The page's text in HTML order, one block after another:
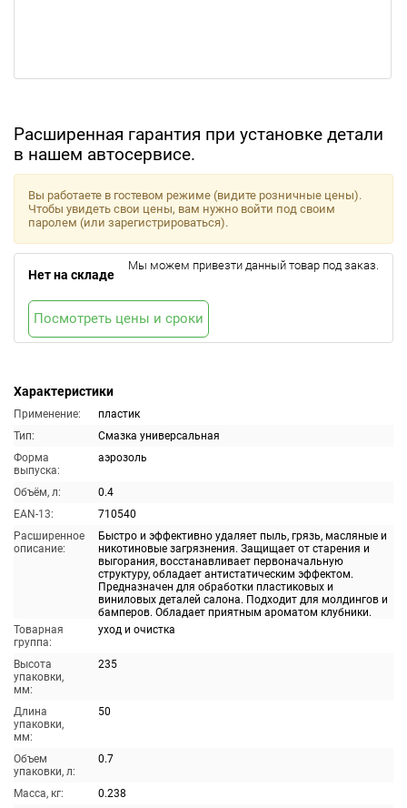
Расширенная гарантия при установке детали
в нашем автосервисе.
Характеристики
Применение:
пластик
Тип:
Смазка универсальная
Форма
выпуска:
аэрозоль
Объём, л:
0.4
EAN-13:
710540
Расширенное
описание:
Быстро и эффективно удаляет пыль, грязь, масляные и
никотиновые загрязнения. Защищает от старения и
выгорания, восстанавливает первоначальную
структуру, обладает антистатическим эффектом.
Предназначен для обработки пластиковых и
виниловых деталей салона. Подходит для молдингов и
бамперов. Обладает приятным ароматом клубники.
Товарная
группа:
уход и очистка
Высота
упаковки,
мм:
235
Длина
упаковки,
мм:
50
Объем
упаковки, л:
0.7
Масса, кг:
0.238
Вы работаете в гостевом режиме (видите розничные цены).
Чтобы увидеть свои цены, вам нужно войти под своим
паролем (или зарегистрироваться).
Нет на складе
Мы можем привезти данный товар под заказ.
Посмотреть цены и сроки